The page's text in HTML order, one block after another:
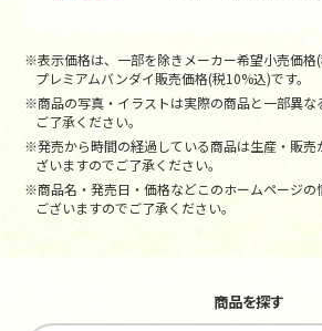
※表示価格は、一部を除きメーカー希望小売価格(
プレミアムバンダイ販売価格(税10%込)です。
※商品の写真・イラストは実際の商品と一部異な
ご了承ください。
※発売から時間の経過している商品は生産・販売
ざいますのでご了承ください。
※商品名・発売日・価格などこのホームページの
ございますのでご了承ください。
商品を探す